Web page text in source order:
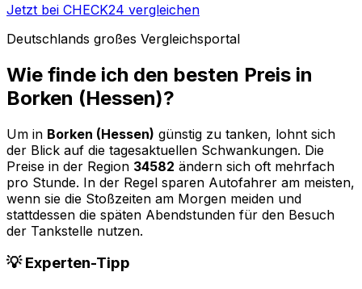
Jetzt bei CHECK24 vergleichen
Deutschlands großes Vergleichsportal
Wie finde ich den besten Preis in
Borken (Hessen)?
Um in Borken (Hessen) günstig zu tanken, lohnt sich
der Blick auf die tagesaktuellen Schwankungen. Die
Preise in der Region 34582 ändern sich oft mehrfach
pro Stunde. In der Regel sparen Autofahrer am meisten,
wenn sie die Stoßzeiten am Morgen meiden und
stattdessen die späten Abendstunden für den Besuch
der Tankstelle nutzen.
💡 Experten-Tipp